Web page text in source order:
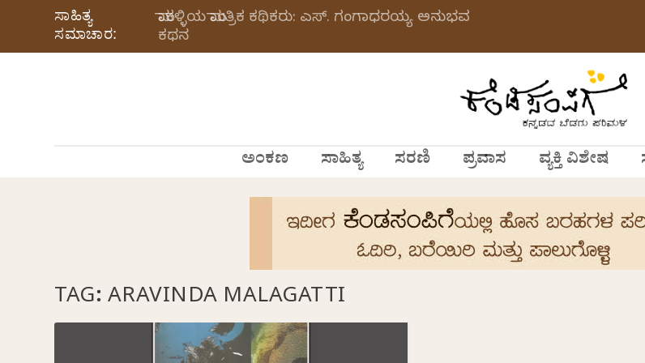
ಸಾಹಿತ್ಯ
ಸಮಾಚಾರ:
ಮಾಕಳ್ಳಿಯ ಮಾಂತ್ರಿಕ ಕಥಿಕರು: ಎಸ್. ಗಂಗಾಧರಯ್ಯ ಅನುಭವ
ಕಥನ
ಅಂಕಣ ಸಾಹಿತ್ಯ ಸರಣಿ ಪ್ರವಾಸ ವ್ಯಕ್ತಿ ವಿಶೇಷ
TAG: ARAVINDA MALAGATTI